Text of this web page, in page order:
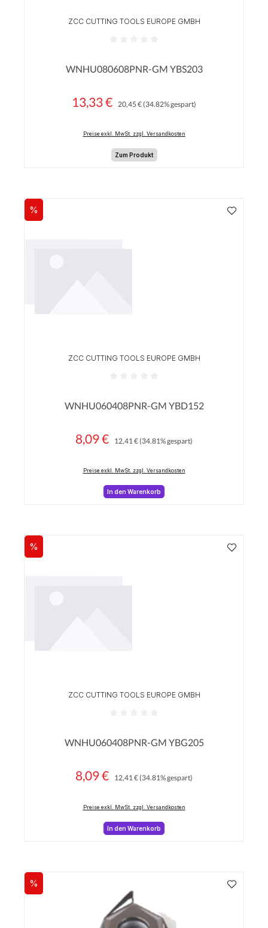
ZCC CUTTING TOOLS EUROPE GMBH
WNHU080608PNR-GM YBS203
Verkaufspreis:
13,33 € 20,45 €(34.82% gespart)
Preise exkl. MwSt. zzgl. Versandkosten
Zum Produkt
Rabatt
%
ZCC CUTTING TOOLS EUROPE GMBH
WNHU060408PNR-GM YBD152
Verkaufspreis:
8,09 € 12,41 €(34.81% gespart)
Preise exkl. MwSt. zzgl. Versandkosten
In den Warenkorb
Rabatt
%
ZCC CUTTING TOOLS EUROPE GMBH
WNHU060408PNR-GM YBG205
Verkaufspreis:
8,09 € 12,41 €(34.81% gespart)
Preise exkl. MwSt. zzgl. Versandkosten
In den Warenkorb
Rabatt
%